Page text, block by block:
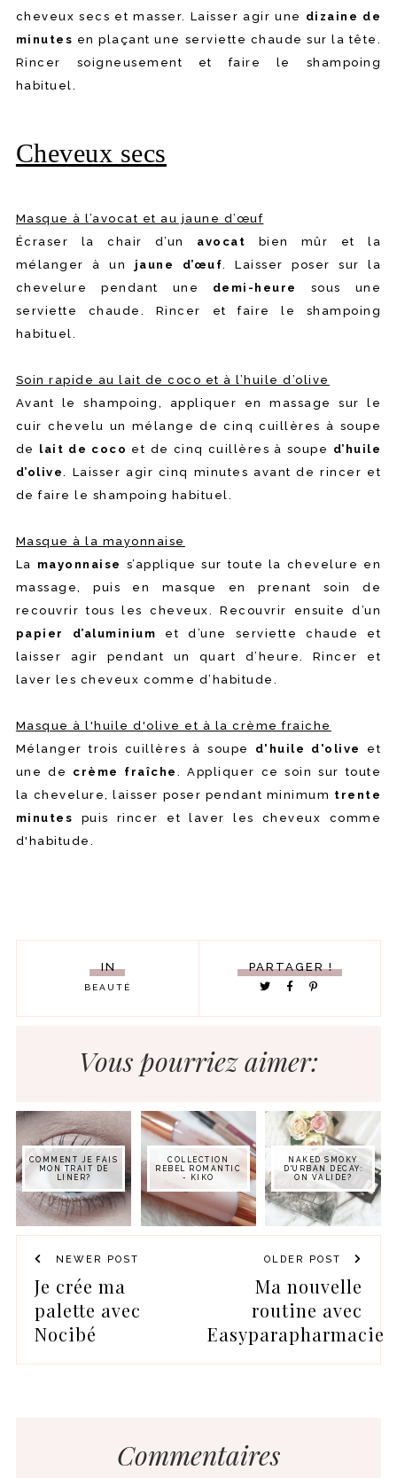
cheveux secs et masser. Laisser agir une dizaine de
minutes en plaçant une serviette chaude sur la tête.
Rincer soigneusement et faire le shampoing
habituel.
Cheveux secs
Masque à l’avocat et au jaune d’œuf
Écraser la chair d’un avocat bien mûr et la
mélanger à un jaune d’œuf. Laisser poser sur la
chevelure pendant une demi-heure
sous une
serviette chaude. Rincer et faire le shampoing
habituel.
Soin rapide au lait de coco et à l’huile d’olive
Avant le shampoing, appliquer en massage sur le
cuir chevelu un mélange de cinq cuillères à soupe
de lait de coco et de cinq cuillères à soupe d’huile
d’olive. Laisser agir cinq minutes avant de rincer et
de faire le shampoing habituel.
Masque à la mayonnaise
La mayonnaise s’applique sur toute la chevelure en
massage, puis en masque en prenant soin de
recouvrir tous les cheveux. Recouvrir ensuite d’un
papier d’aluminium et d’une serviette chaude et
laisser agir pendant un quart d’heure. Rincer et
laver les cheveux comme d’habitude.
Masque à l'huile d'olive et à la crème fraiche
Mélanger trois cuillères à soupe d'huile d'olive
et
une de crème fraîche . Appliquer ce soin sur toute
la chevelure, laisser poser pendant minimum trente
minutes puis rincer et laver les cheveux comme
d'habitude.
PARTAGER !
IN
BEAUTÉ
Vous pourriez aimer:
COMMENT JE FAIS
MON TRAIT DE
LINER?
COLLECTION
REBEL ROMANTIC
- KIKO
NAKED SMOKY
D'URBAN DECAY:
ON VALIDE?
NEWER POST
Je crée ma
palette avec
Nocibé
OLDER POST
Ma nouvelle
routine avec
Easyparapharmacie
Commentaires